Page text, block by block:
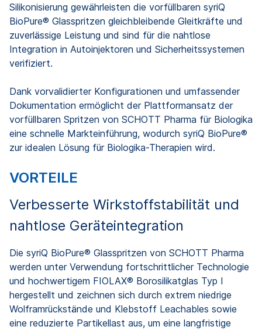
Silikonisierung gewährleisten die vorfüllbaren syriQ
BioPure® Glasspritzen gleichbleibende Gleitkräfte und
zuverlässige Leistung und sind für die nahtlose
Integration in Autoinjektoren und Sicherheitssystemen
verifiziert.
Dank vorvalidierter Konfigurationen und umfassender
Dokumentation ermöglicht der Plattformansatz der
vorfüllbaren Spritzen von SCHOTT Pharma für Biologika
eine schnelle Markteinführung, wodurch syriQ BioPure®
zur idealen Lösung für Biologika-Therapien wird.
VORTEILE
Verbesserte Wirkstoffstabilität und
nahtlose Geräteintegration
Die syriQ BioPure® Glasspritzen von SCHOTT Pharma
werden unter Verwendung fortschrittlicher Technologie
und hochwertigem FIOLAX® Borosilikatglas Typ I
hergestellt und zeichnen sich durch extrem niedrige
Wolframrückstände und Klebstoff Leachables sowie
eine reduzierte Partikellast aus, um eine langfristige